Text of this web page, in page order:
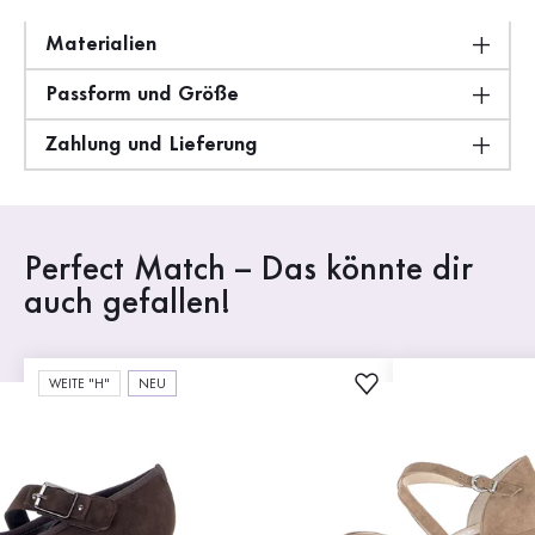
Materialien
Passform und Größe
Zahlung und Lieferung
Perfect Match – Das könnte dir
auch gefallen!
WEITE "H" NEU